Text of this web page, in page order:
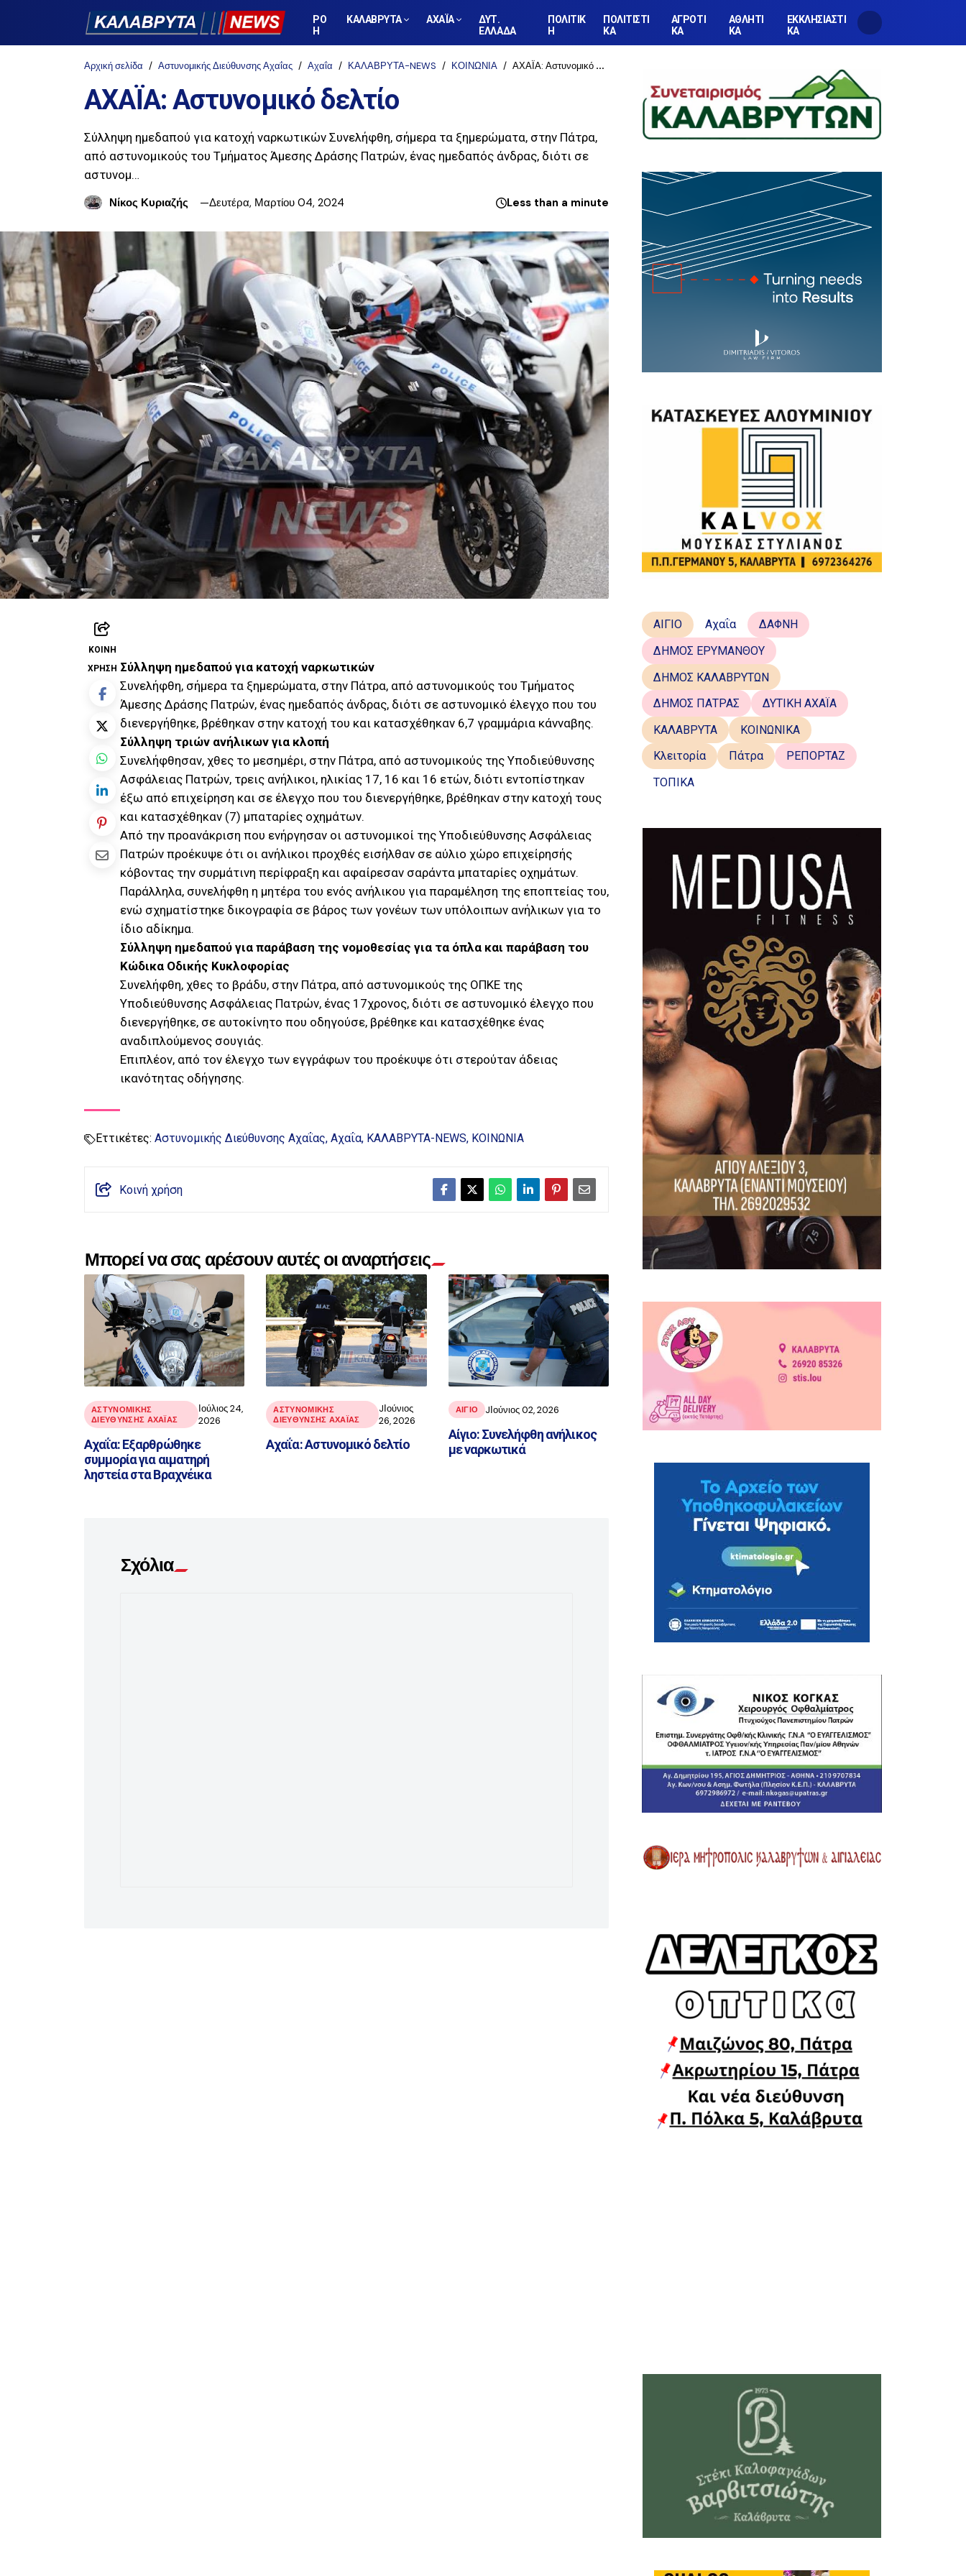
ΡΟ
Η
ΚΑΛΑΒΡΥΤΑ ΑΧΑΪΑ
ΔΥΤ.
ΕΛΛΑΔΑ
ΠΟΛΙΤΙΚ
Η
ΠΟΛΙΤΙΣΤΙ
ΚΑ
ΑΓΡΟΤΙ
ΚΑ
ΑΘΛΗΤΙ
ΚΑ
ΕΚΚΛΗΣΙΑΣΤΙ
ΚΑ
Αρχική σελίδα Αστυνομικής Διεύθυνσης Αχαΐας Αχαΐα ΚΑΛΑΒΡΥΤΑ-NEWS ΚΟΙΝΩΝΙΑ ΑΧΑΪΑ: Αστυνομικό δελτίο
ΑΧΑΪΑ: Αστυνομικό δελτίο
Σύλληψη ημεδαπού για κατοχή ναρκωτικών Συνελήφθη, σήμερα τα ξημερώματα, στην Πάτρα,
από αστυνομικούς του Τμήματος Άμεσης Δράσης Πατρών, ένας ημεδαπός άνδρας, διότι σε
αστυνομ…
Νίκος Κυριαζής
Δευτέρα, Μαρτίου 04, 2024 Less than a minute
ΚΟΙΝΉ
ΧΡΉΣΗ Σύλληψη ημεδαπού για κατοχή ναρκωτικών
Συνελήφθη, σήμερα τα ξημερώματα, στην Πάτρα, από αστυνομικούς του Τμήματος
Άμεσης Δράσης Πατρών, ένας ημεδαπός άνδρας, διότι σε αστυνομικό έλεγχο που του
διενεργήθηκε, βρέθηκαν στην κατοχή του και κατασχέθηκαν 6,7 γραμμάρια κάνναβης.
Σύλληψη τριών ανήλικων για κλοπή
Συνελήφθησαν, χθες το μεσημέρι, στην Πάτρα, από αστυνομικούς της Υποδιεύθυνσης
Ασφάλειας Πατρών, τρεις ανήλικοι, ηλικίας 17, 16 και 16 ετών, διότι εντοπίστηκαν
έξω από επιχείρηση και σε έλεγχο που του διενεργήθηκε, βρέθηκαν στην κατοχή τους
και κατασχέθηκαν (7) μπαταρίες οχημάτων.
Από την προανάκριση που ενήργησαν οι αστυνομικοί της Υποδιεύθυνσης Ασφάλειας
Πατρών προέκυψε ότι οι ανήλικοι προχθές εισήλθαν σε αύλιο χώρο επιχείρησής
κόβοντας την συρμάτινη περίφραξη και αφαίρεσαν σαράντα μπαταρίες οχημάτων.
Παράλληλα, συνελήφθη η μητέρα του ενός ανήλικου για παραμέληση της εποπτείας του,
ενώ σχηματίστηκε δικογραφία σε βάρος των γονέων των υπόλοιπων ανήλικων για το
ίδιο αδίκημα.
Σύλληψη ημεδαπού για παράβαση της νομοθεσίας για τα όπλα και παράβαση του
Κώδικα Οδικής Κυκλοφορίας
Συνελήφθη, χθες το βράδυ, στην Πάτρα, από αστυνομικούς της ΟΠΚΕ της
Υποδιεύθυνσης Ασφάλειας Πατρών, ένας 17χρονος, διότι σε αστυνομικό έλεγχο που
διενεργήθηκε, σε αυτοκίνητο που οδηγούσε, βρέθηκε και κατασχέθηκε ένας
αναδιπλούμενος σουγιάς.
Επιπλέον, από τον έλεγχο των εγγράφων του προέκυψε ότι στερούταν άδειας
ικανότητας οδήγησης.
Εττικέτες: Αστυνομικής Διεύθυνσης Αχαΐας Αχαΐα ΚΑΛΑΒΡΥΤΑ-NEWS ΚΟΙΝΩΝΙΑ
Κοινή χρήση
Μπορεί να σας αρέσουν αυτές οι αναρτήσεις
ΑΣΤΥΝΟΜΙΚΉΣ
ΔΙΕΎΘΥΝΣΗΣ ΑΧΑΪ́ΑΣ
Ιούλιος 24,
2026
Αχαΐα: Εξαρθρώθηκε
συμμορία για αιματηρή
ληστεία στα Βραχνέικα
ΑΣΤΥΝΟΜΙΚΉΣ
ΔΙΕΎΘΥΝΣΗΣ ΑΧΑΪ́ΑΣ
JΙούνιος
26, 2026
Αχαΐα: Αστυνομικό δελτίο
ΑΙΓΙΟ JΙούνιος 02, 2026
Αίγιο: Συνελήφθη ανήλικος
με ναρκωτικά
Σχόλια
ΑΙΓΙΟ Αχαΐα
ΔΑΦΝΗ
ΔΗΜΟΣ ΕΡΥΜΑΝΘΟΥ
ΔΗΜΟΣ ΚΑΛΑΒΡΥΤΩΝ
ΔΗΜΟΣ ΠΑΤΡΑΣ
ΔΥΤΙΚΗ ΑΧΑΪΑ
ΚΑΛΑΒΡΥΤΑ
ΚΟΙΝΩΝΙΚΑ
Κλειτορία
Πάτρα
ΡΕΠΟΡΤΑΖ
ΤΟΠΙΚΑ